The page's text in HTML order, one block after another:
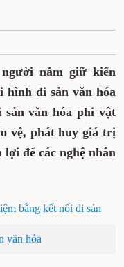
nắm giữ kiến
hình di sản văn hóa
văn hóa phi vật
vệ, phát huy giá trị
để các nghệ nhân
bằng kết nối di sản
văn hóa